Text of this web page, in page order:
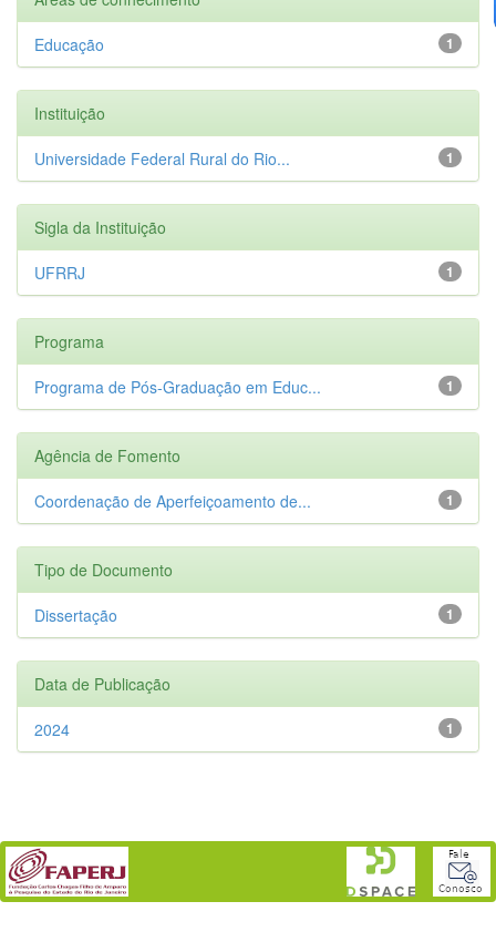
1
Educação
Instituição
1
Universidade Federal Rural do Rio...
Sigla da Instituição
1
UFRRJ
Programa
1
Programa de Pós-Graduação em Educ...
Agência de Fomento
1
Coordenação de Aperfeiçoamento de...
Tipo de Documento
1
Dissertação
Data de Publicação
1
2024